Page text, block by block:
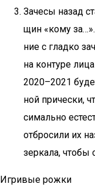
Заче­сы назад
щин «кому
ние с глад­ко
на кон­ту­ре
2020–2021
ной при­чес­ки,
си­маль­но
отбро­си­ли их
зер­ка­ла, что­бы
Игривые рожки